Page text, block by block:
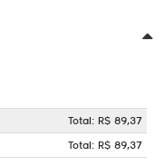
Total: R$ 89,37
Total: R$ 89,37